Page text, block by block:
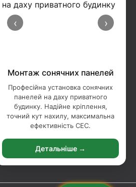
‹ ›
Монтаж сонячних панелей
Професійна установка сонячних
панелей на даху приватного
будинку. Надійне кріплення,
точний кут нахилу, максимальна
ефективність СЕС.
Детальніше →